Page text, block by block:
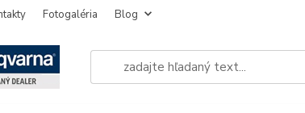
Fotogaléria Blog